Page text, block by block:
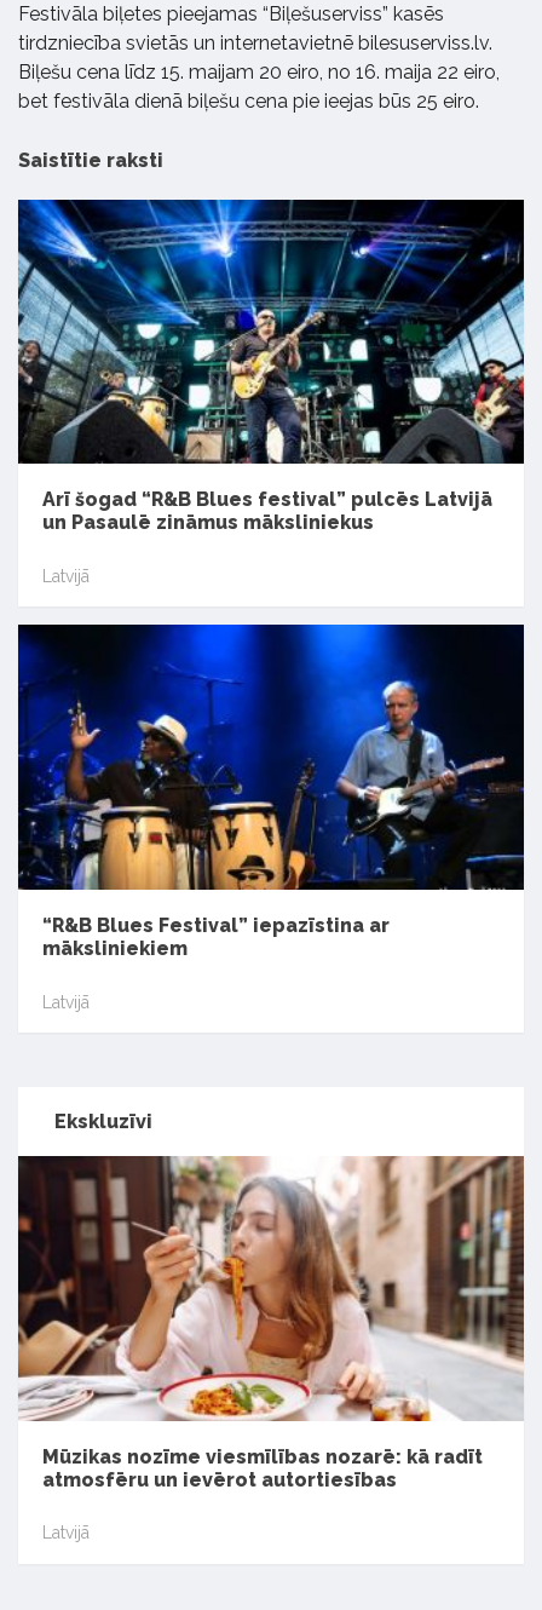
Festivāla biļetes pieejamas “Biļešuserviss” kasēs
tirdzniecība svietās un internetavietnē bilesuserviss.lv.
Biļešu cena līdz 15. maijam 20 eiro, no 16. maija 22 eiro,
bet festivāla dienā biļešu cena pie ieejas būs 25 eiro.
Saistītie raksti
Arī šogad “R&B Blues festival” pulcēs Latvijā
un Pasaulē zināmus māksliniekus
Latvijā
“R&B Blues Festival” iepazīstina ar
māksliniekiem
Latvijā
Ekskluzīvi
Mūzikas nozīme viesmīlības nozarē: kā radīt
atmosfēru un ievērot autortiesības
Latvijā